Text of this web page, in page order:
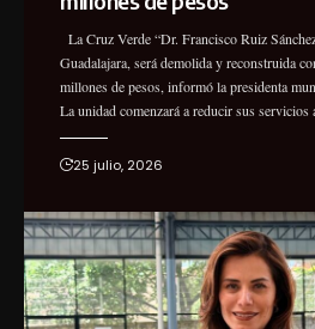
La Cruz Verde “Dr. Francisco Ruiz
Guadalajara, será demolida y reconstruida
millones de pesos, informó la presidenta
La unidad comenzará a reducir sus
25 julio, 2026